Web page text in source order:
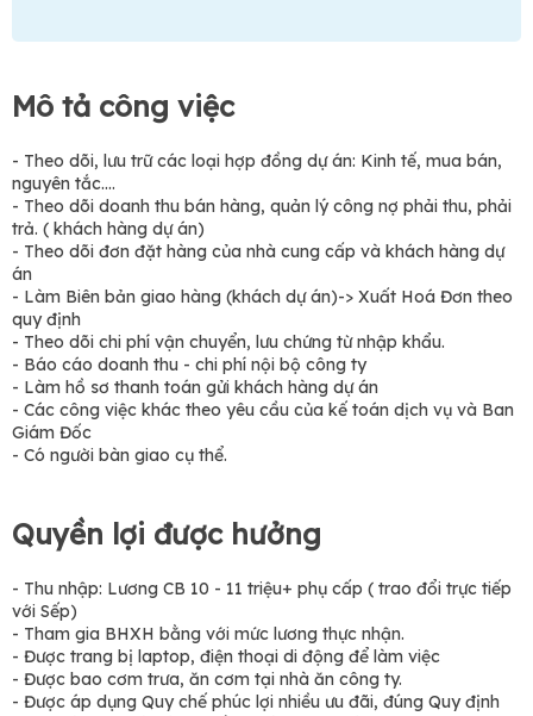
Mô tả công việc
- Theo dõi, lưu trữ các loại hợp đồng dự án: Kinh tế, mua bán,
nguyên tắc….
- Theo dõi doanh thu bán hàng, quản lý công nợ phải thu, phải
trả. ( khách hàng dự án)
- Theo dõi đơn đặt hàng của nhà cung cấp và khách hàng dự
án
- Làm Biên bản giao hàng (khách dự án)-> Xuất Hoá Đơn theo
quy định
- Theo dõi chi phí vận chuyển, lưu chứng từ nhập khẩu.
- Báo cáo doanh thu - chi phí nội bộ công ty
- Làm hồ sơ thanh toán gửi khách hàng dự án
- Các công việc khác theo yêu cầu của kế toán dịch vụ và Ban
Giám Đốc
- Có người bàn giao cụ thể.
Quyền lợi được hưởng
- Thu nhập: Lương CB 10 - 11 triệu+ phụ cấp ( trao đổi trực tiếp
với Sếp)
- Tham gia BHXH bằng với mức lương thực nhận.
- Được trang bị laptop, điện thoại di động để làm việc
- Được bao cơm trưa, ăn cơm tại nhà ăn công ty.
- Được áp dụng Quy chế phúc lợi nhiều ưu đãi, đúng Quy định